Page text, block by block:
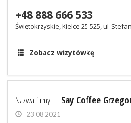
+48 888 666 533
Świętokrzyskie, Kielce 25-525, ul.
Zobacz wizytówkę
Nazwa firmy: Say Coffee
23 08 2021